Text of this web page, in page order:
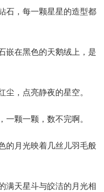
石，每一颗星星的造型都
嵌在黑色的天鹅绒上，是
，点亮静夜的星空。
颗一颗，数不完啊。
的月光映着几丝儿羽毛般
满天星斗与皎洁的月光相